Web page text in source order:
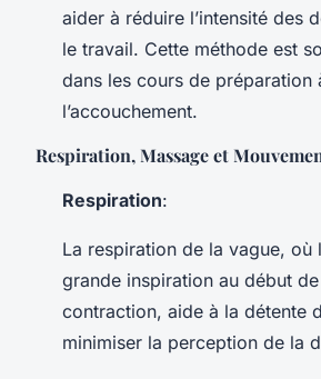
aider à réduire l’intensité des
le travail. Cette méthode est
dans les cours de préparation
l’accouchement.
Respiration, Massage et
Respiration:
La respiration de la vague, où
grande inspiration au début
contraction, aide à la détente
minimiser la perception de la